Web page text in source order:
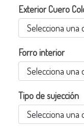
Exterior Cuero
Forro interior
Tipo de sujección